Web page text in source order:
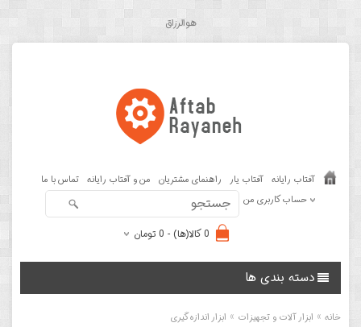
هوالرزاق
آفتاب رایانه آفتاب یار راهنمای مشتریان من و آفتاب رایانه تماس با ما
حساب کاربری من
0 کالا(ها) - 0 تومان
دسته بندی ها
خانه » ابزار آلات و تجهیزات » ابزار اندازه گیری